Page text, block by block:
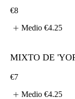
€8
Medio €4.25
MIXTO DE
€7
Medio €4.25